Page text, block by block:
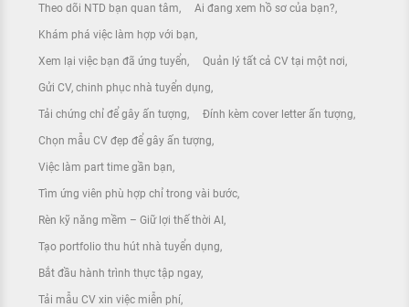
Theo dõi NTD bạn quan tâm Ai đang xem hồ sơ của bạn?
Khám phá việc làm hợp với bạn
Xem lại việc bạn đã ứng tuyển Quản lý tất cả CV tại một nơi
Gửi CV, chinh phục nhà tuyển dụng
Tải chứng chỉ để gây ấn tượng Đính kèm cover letter ấn tượng
Chọn mẫu CV đẹp để gây ấn tượng
Việc làm part time gần bạn
Tìm ứng viên phù hợp chỉ trong vài bước
Rèn kỹ năng mềm – Giữ lợi thế thời AI
Tạo portfolio thu hút nhà tuyển dụng
Bắt đầu hành trình thực tập ngay
Tải mẫu CV xin việc miễn phí